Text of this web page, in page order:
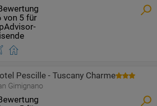
Pescille - Tuscany Charme
Gimignano